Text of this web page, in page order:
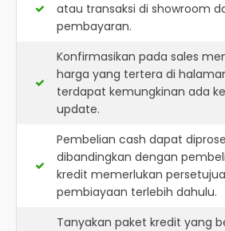
atau transaksi di showroom
pembayaran.
Konfirmasikan pada sales
harga yang tertera di
terdapat kemungkinan ada
update.
Pembelian cash dapat
dibandingkan dengan
kredit memerlukan
pembiayaan terlebih dahulu.
Tanyakan paket kredit yang